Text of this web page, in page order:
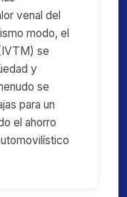
venal del
modo, el
se
y
se
para un
el ahorro